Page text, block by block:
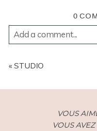
0
Add a comment...
REQUIRED FIELDS
« STUDIO
VOUS
VOUS